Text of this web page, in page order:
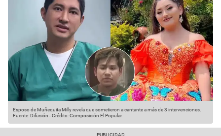
Esposo de Muñequita Milly revela que sometieron a cantante a más de 3 intervenciones.
Fuente: Difusión -Crédito: Composición El Popular